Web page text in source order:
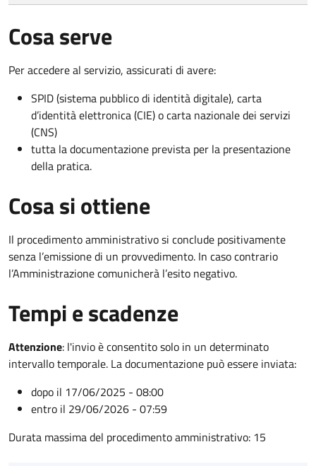
Cosa serve
Per accedere al servizio, assicurati di avere:
SPID (sistema pubblico di identità digitale), carta
d’identità elettronica (CIE) o carta nazionale dei servizi
(CNS)
tutta la documentazione prevista per la presentazione
della pratica.
Cosa si ottiene
Il procedimento amministrativo si conclude positivamente
senza l’emissione di un provvedimento. In caso contrario
l’Amministrazione comunicherà l’esito negativo.
Tempi e scadenze
Attenzione: l'invio è consentito solo in un determinato
intervallo temporale. La documentazione può essere inviata:
dopo il 17/06/2025 - 08:00
entro il 29/06/2026 - 07:59
Durata massima del procedimento amministrativo: 15